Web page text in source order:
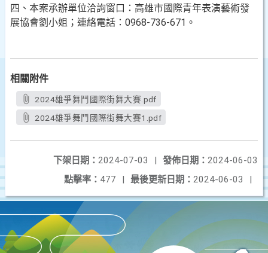
四、本案承辦單位洽詢窗口：高雄市國際青年表演藝術發
展協會劉小姐；連絡電話：0968-736-671。
相關附件
2024雄爭舞鬥國際街舞大賽.pdf
2024雄爭舞鬥國際街舞大賽1.pdf
發佈日期： 2024-06-03
下架日期： 2024-07-03
|
最後更新日期： 2024-06-03 |
點擊率： 477 |